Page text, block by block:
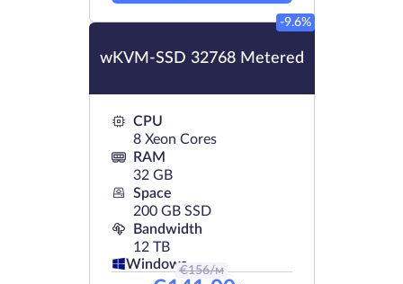
wKVM-SSD 32768 Metered
-9.6%
CPU
8 Xeon Cores
RAM
32 GB
Space
200 GB SSD
Bandwidth
12 TB
Windows
€156/м